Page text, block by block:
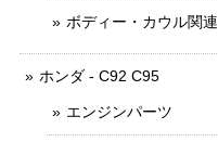
ボディー・カウル関連
ホンダ - C92 C95
エンジンパーツ